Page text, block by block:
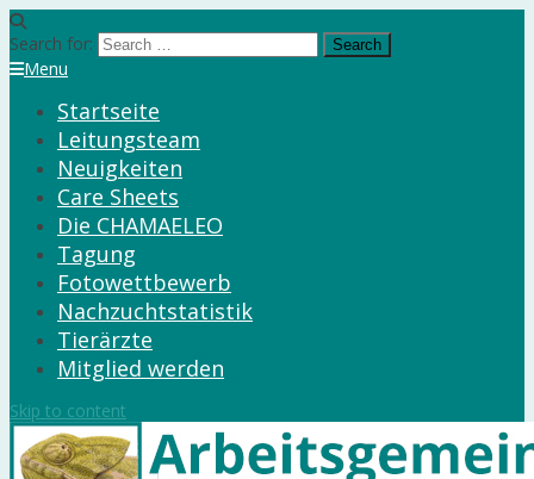
Search for:
Menu
Startseite
Leitungsteam
Neuigkeiten
Care Sheets
Die CHAMAELEO
Tagung
Fotowettbewerb
Nachzuchtstatistik
Tierärzte
Mitglied werden
Skip to content